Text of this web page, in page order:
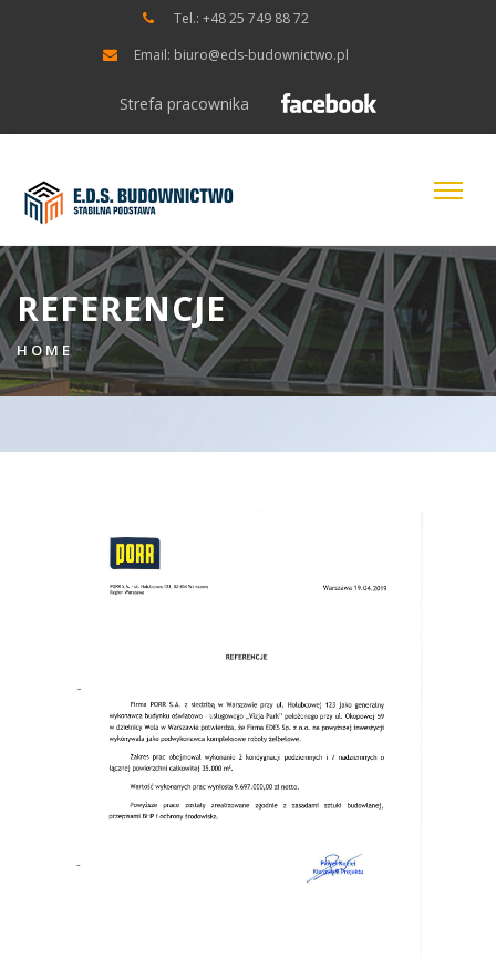
Tel.: +48 25 749 88 72
Email: biuro@eds-budownictwo.pl
Strefa pracownika
REFERENCJE
HOME